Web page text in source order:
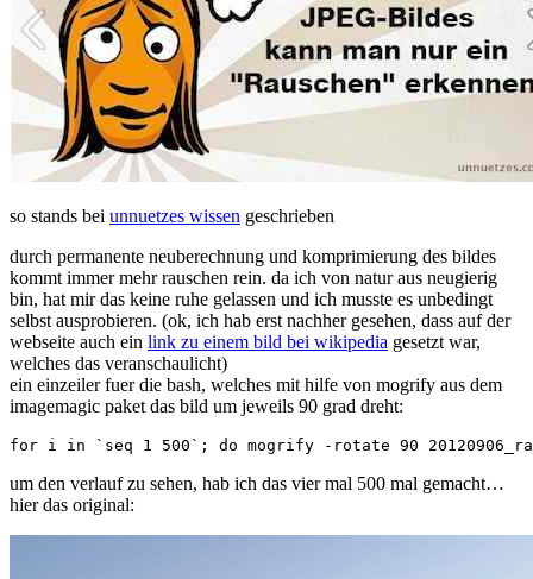
so stands bei unnuetzes wissen geschrieben
durch permanente neuberechnung und komprimierung des bildes
kommt immer mehr rauschen rein. da ich von natur aus neugierig
bin, hat mir das keine ruhe gelassen und ich musste es unbedingt
selbst ausprobieren. (ok, ich hab erst nachher gesehen, dass auf der
webseite auch ein link zu einem bild bei wikipedia gesetzt war,
welches das veranschaulicht)
ein einzeiler fuer die bash, welches mit hilfe von mogrify aus dem
imagemagic paket das bild um jeweils 90 grad dreht:
um den verlauf zu sehen, hab ich das vier mal 500 mal gemacht…
hier das original: